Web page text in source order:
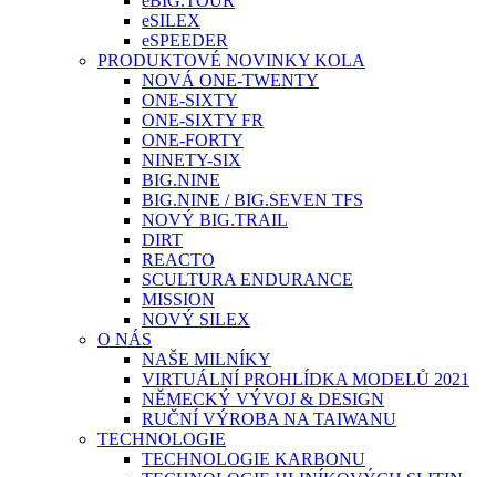
eSILEX
eSPEEDER
PRODUKTOVÉ NOVINKY KOLA
NOVÁ ONE-TWENTY
ONE-SIXTY
ONE-SIXTY FR
ONE-FORTY
NINETY-SIX
BIG.NINE
BIG.NINE / BIG.SEVEN TFS
NOVÝ BIG.TRAIL
DIRT
REACTO
SCULTURA ENDURANCE
MISSION
NOVÝ SILEX
O NÁS
NAŠE MILNÍKY
VIRTUÁLNÍ PROHLÍDKA MODELŮ 2021
NĚMECKÝ VÝVOJ & DESIGN
RUČNÍ VÝROBA NA TAIWANU
TECHNOLOGIE
TECHNOLOGIE KARBONU